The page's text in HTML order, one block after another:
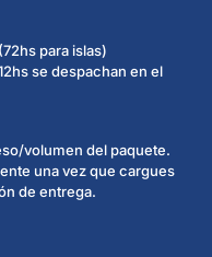
para islas)
se despachan en el
volumen del paquete.
una vez que cargues
de entrega.